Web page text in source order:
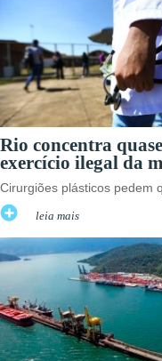
Rio concentra
exercício ilegal da
Cirurgiões plásticos pedem
leia mais